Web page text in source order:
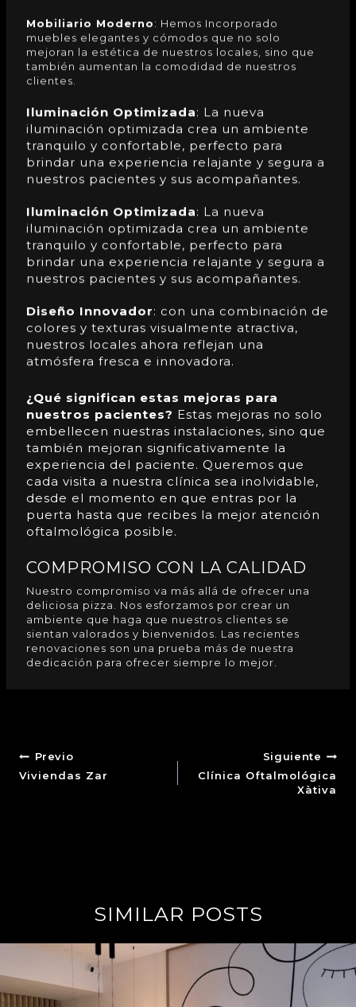
Mobiliario Moderno: Hemos Incorporado
muebles elegantes y cómodos que no solo
mejoran la estética de nuestros locales, sino que
también aumentan la comodidad de nuestros
clientes.
Iluminación Optimizada: La nueva
iluminación optimizada crea un ambiente
tranquilo y confortable, perfecto para
brindar una experiencia relajante y segura a
nuestros pacientes y sus acompañantes.
Iluminación Optimizada: La nueva
iluminación optimizada crea un ambiente
tranquilo y confortable, perfecto para
brindar una experiencia relajante y segura a
nuestros pacientes y sus acompañantes.
Diseño Innovador: con una combinación de
colores y texturas visualmente atractiva,
nuestros locales ahora reflejan una
atmósfera fresca e innovadora.
¿Qué significan estas mejoras para
nuestros pacientes? Estas mejoras no solo
embellecen nuestras instalaciones, sino que
también mejoran significativamente la
experiencia del paciente. Queremos que
cada visita a nuestra clínica sea inolvidable,
desde el momento en que entras por la
puerta hasta que recibes la mejor atención
oftalmológica posible.
COMPROMISO CON LA CALIDAD
Nuestro compromiso va más allá de ofrecer una
deliciosa pizza. Nos esforzamos por crear un
ambiente que haga que nuestros clientes se
sientan valorados y bienvenidos. Las recientes
renovaciones son una prueba más de nuestra
dedicación para ofrecer siempre lo mejor.
Previo
Viviendas Zar
Siguiente
Clínica Oftalmológica
Xàtiva
SIMILAR POSTS